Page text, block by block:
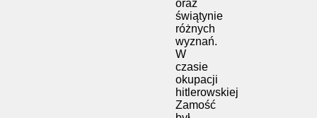
oraz
świątynie
różnych
wyznań.
W
czasie
okupacji
hitlerowskiej
Zamość